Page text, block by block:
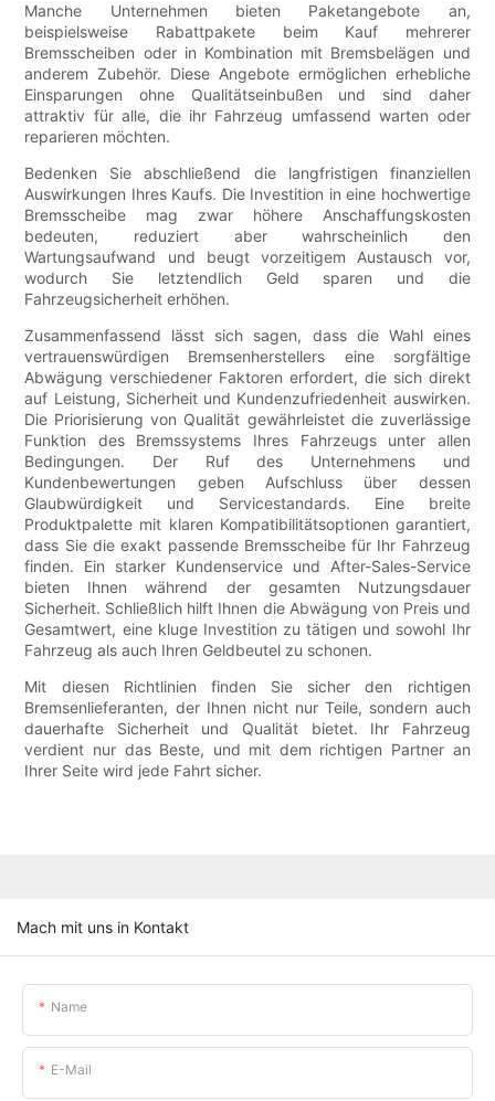
Manche Unternehmen bieten Paketangebote an,
beispielsweise Rabattpakete beim Kauf mehrerer
Bremsscheiben oder in Kombination mit Bremsbelägen und
anderem Zubehör. Diese Angebote ermöglichen erhebliche
Einsparungen ohne Qualitätseinbußen und sind daher
attraktiv für alle, die ihr Fahrzeug umfassend warten oder
reparieren möchten.
Bedenken Sie abschließend die langfristigen finanziellen
Auswirkungen Ihres Kaufs. Die Investition in eine hochwertige
Bremsscheibe mag zwar höhere Anschaffungskosten
bedeuten, reduziert aber wahrscheinlich den
Wartungsaufwand und beugt vorzeitigem Austausch vor,
wodurch Sie letztendlich Geld sparen und die
Fahrzeugsicherheit erhöhen.
Zusammenfassend lässt sich sagen, dass die Wahl eines
vertrauenswürdigen Bremsenherstellers eine sorgfältige
Abwägung verschiedener Faktoren erfordert, die sich direkt
auf Leistung, Sicherheit und Kundenzufriedenheit auswirken.
Die Priorisierung von Qualität gewährleistet die zuverlässige
Funktion des Bremssystems Ihres Fahrzeugs unter allen
Bedingungen. Der Ruf des Unternehmens und
Kundenbewertungen geben Aufschluss über dessen
Glaubwürdigkeit und Servicestandards. Eine breite
Produktpalette mit klaren Kompatibilitätsoptionen garantiert,
dass Sie die exakt passende Bremsscheibe für Ihr Fahrzeug
finden. Ein starker Kundenservice und After-Sales-Service
bieten Ihnen während der gesamten Nutzungsdauer
Sicherheit. Schließlich hilft Ihnen die Abwägung von Preis und
Gesamtwert, eine kluge Investition zu tätigen und sowohl Ihr
Fahrzeug als auch Ihren Geldbeutel zu schonen.
Mit diesen Richtlinien finden Sie sicher den richtigen
Bremsenlieferanten, der Ihnen nicht nur Teile, sondern auch
dauerhafte Sicherheit und Qualität bietet. Ihr Fahrzeug
verdient nur das Beste, und mit dem richtigen Partner an
Ihrer Seite wird jede Fahrt sicher.
Mach mit uns in Kontakt
Name
E-Mail